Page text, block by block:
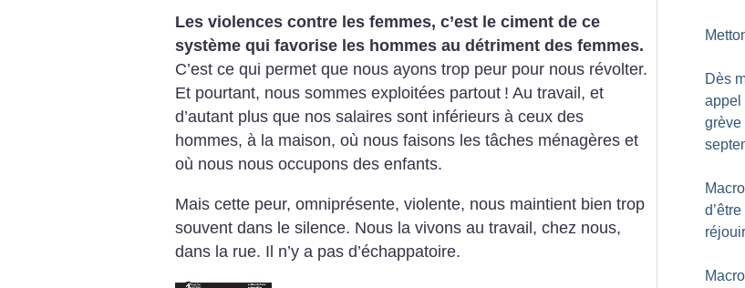
Les violences contre les femmes, c’est le ciment de ce
système qui favorise les hommes au détriment des femmes.
C’est ce qui permet que nous ayons trop peur pour nous révolter.
Et pourtant, nous sommes exploitées partout ! Au travail, et
d’autant plus que nos salaires sont inférieurs à ceux des
hommes, à la maison, où nous faisons les tâches ménagères et
où nous nous occupons des enfants.
Mais cette peur, omniprésente, violente, nous maintient bien trop
souvent dans le silence. Nous la vivons au travail, chez nous,
dans la rue. Il n’y a pas d’échappatoire.
Dès
appel
grève